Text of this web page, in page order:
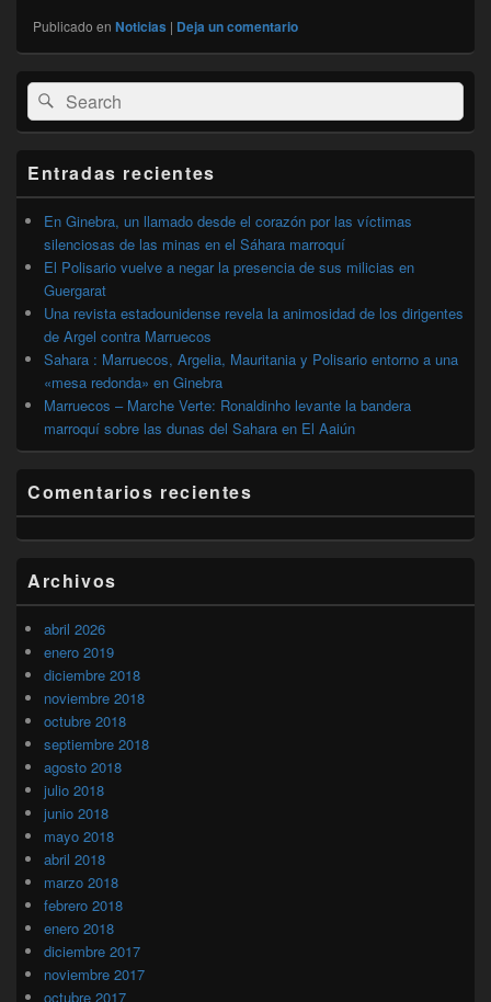
Publicado en Noticias | Deja un comentario
área
de
widget
lateral
primaria
Buscar
por:
Buscar
Entradas recientes
En Ginebra, un llamado desde el corazón por las víctimas
silenciosas de las minas en el Sáhara marroquí
El Polisario vuelve a negar la presencia de sus milicias en
Guergarat
Una revista estadounidense revela la animosidad de los dirigentes
de Argel contra Marruecos
Sahara : Marruecos, Argelia, Mauritania y Polisario entorno a una
«mesa redonda» en Ginebra
Marruecos – Marche Verte: Ronaldinho levante la bandera
marroquí sobre las dunas del Sahara en El Aaiún
Comentarios recientes
Archivos
abril 2026
enero 2019
diciembre 2018
noviembre 2018
octubre 2018
septiembre 2018
agosto 2018
julio 2018
junio 2018
mayo 2018
abril 2018
marzo 2018
febrero 2018
enero 2018
diciembre 2017
noviembre 2017
octubre 2017